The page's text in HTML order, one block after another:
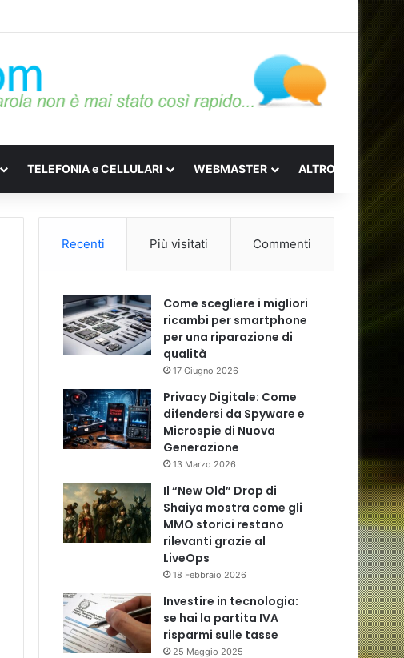
TELEFONIA e CELLULARI WEBMASTER ALTRO
Recenti Più visitati Commenti
Come scegliere i migliori
ricambi per smartphone
per una riparazione di
qualità
17 Giugno 2026
Privacy Digitale: Come
difendersi da Spyware e
Microspie di Nuova
Generazione
13 Marzo 2026
Il “New Old” Drop di
Shaiya mostra come gli
MMO storici restano
rilevanti grazie al
LiveOps
18 Febbraio 2026
Investire in tecnologia:
se hai la partita IVA
risparmi sulle tasse
25 Maggio 2025